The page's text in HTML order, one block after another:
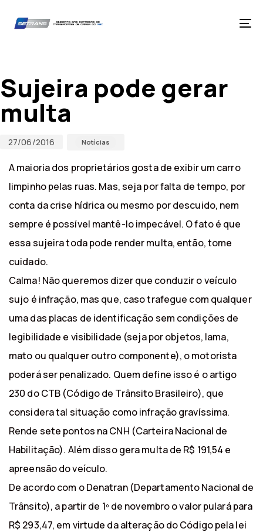
primary
Sujeira pode gerar
multa
27/06/2016 Notícias
A maioria dos proprietários gosta de exibir um carro
limpinho pelas ruas. Mas, seja por falta de tempo, por
conta da crise hídrica ou mesmo por descuido, nem
sempre é possível mantê-lo impecável. O fato é que
essa sujeira toda pode render multa, então, tome
cuidado.
Calma! Não queremos dizer que conduzir o veículo
sujo é infração, mas que, caso trafegue com qualquer
uma das placas de identificação sem condições de
legibilidade e visibilidade (seja por objetos, lama,
mato ou qualquer outro componente), o motorista
poderá ser penalizado. Quem define isso é o artigo
230 do CTB (Código de Trânsito Brasileiro), que
considera tal situação como infração gravíssima.
Rende sete pontos na CNH (Carteira Nacional de
Habilitação). Além disso gera multa de R$ 191,54 e
apreensão do veículo.
De acordo com o Denatran (Departamento Nacional de
Trânsito), a partir de 1º de novembro o valor pulará para
R$ 293,47, em virtude da alteração do Código pela lei